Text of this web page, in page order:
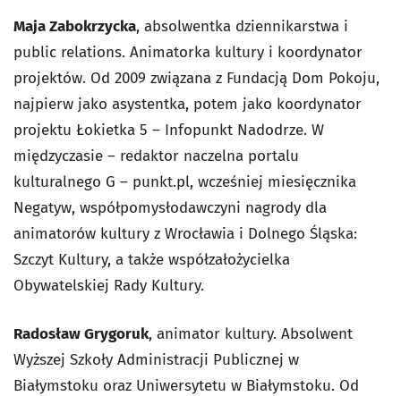
Maja Zabokrzycka, absolwentka dziennikarstwa i
public relations. Animatorka kultury i koordynator
projektów. Od 2009 związana z Fundacją Dom Pokoju,
najpierw jako asystentka, potem jako koordynator
projektu Łokietka 5 – Infopunkt Nadodrze. W
międzyczasie – redaktor naczelna portalu
kulturalnego G – punkt.pl, wcześniej miesięcznika
Negatyw, współpomysłodawczyni nagrody dla
animatorów kultury z Wrocławia i Dolnego Śląska:
Szczyt Kultury, a także współzałożycielka
Obywatelskiej Rady Kultury.
Radosław Grygoruk, animator kultury. Absolwent
Wyższej Szkoły Administracji Publicznej w
Białymstoku oraz Uniwersytetu w Białymstoku. Od